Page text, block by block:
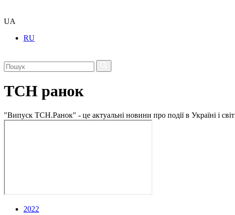
UA
RU
ТСН ранок
"Випуск ТСН.Ранок" - це актуальні новини про події в Україні і
2022